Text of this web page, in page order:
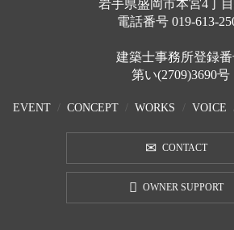
岩手県盛岡市本宮4丁目
電話番号 019-613-
建築士事務所登録
第い(2709)3690号
EVENT CONCEPT WORKS VOICE
CONTACT
OWNER SUPPORT